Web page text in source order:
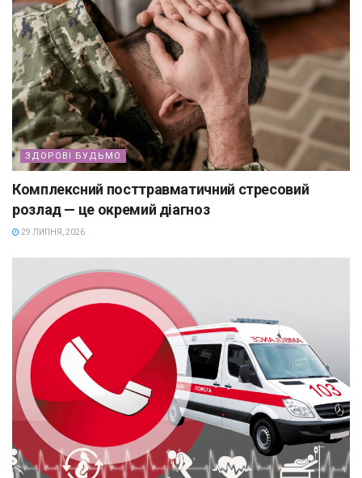
ЗДОРОВІ БУДЬМО
Комплексний посттравматичний стресовий
розлад — це окремий діагноз
29 ЛИПНЯ, 2026